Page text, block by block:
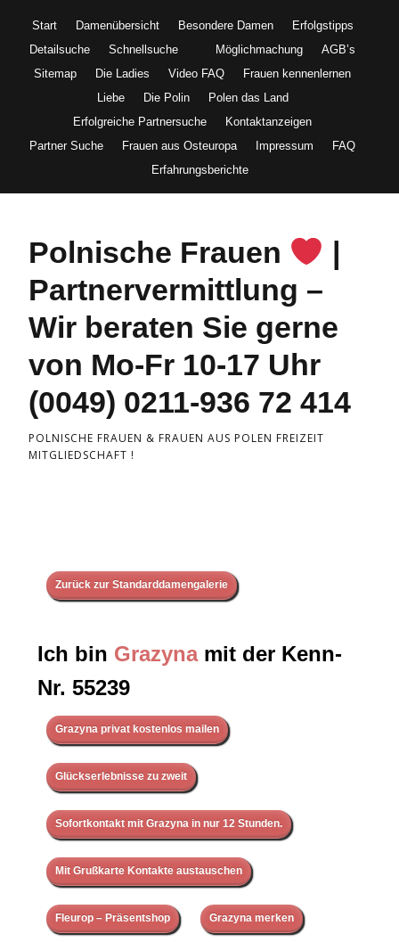
Start Damenübersicht Besondere Damen
Erfolgstipps
Detailsuche
Schnellsuche Möglichmachung
AGB’s
Sitemap
Die Ladies Video FAQ
Frauen kennenlernen
Liebe
Die Polin
Polen das Land
Erfolgreiche Partnersuche
Kontaktanzeigen
Partner Suche
Frauen aus Osteuropa Impressum
FAQ
Erfahrungsberichte
Polnische Frauen
|
Partnervermittlung –
Wir beraten Sie gerne
von Mo-Fr 10-17 Uhr
(0049) 0211-936 72 414
POLNISCHE FRAUEN & FRAUEN AUS POLEN FREIZEIT
MITGLIEDSCHAFT !
Zurück zur Standarddamengalerie
Ich bin Grazynamit der Kenn-
Nr. 55239
Grazyna privat kostenlos mailen
Glückserlebnisse zu zweit
Sofortkontakt mit Grazyna in nur 12 Stunden.
Mit Grußkarte Kontakte austauschen
Fleurop – Präsentshop Grazyna merken